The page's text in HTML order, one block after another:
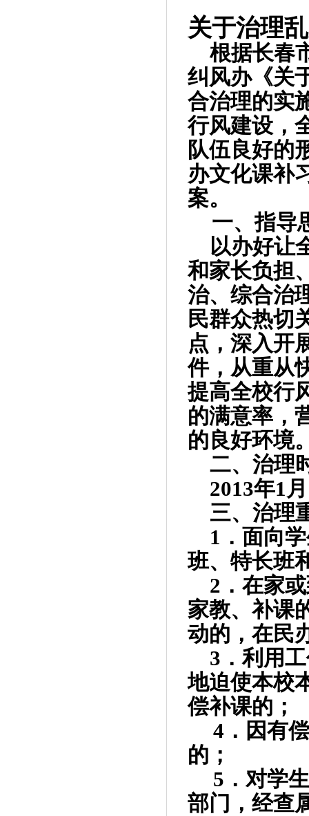
关于治理
根据长春
纠风办《关
合治理的实
行风建设，
队伍良好的
办文化课补
案。
一、指导
以办好让
和家长负担
治、综合治
民群众热切
点，深入开
件，从重从
提高全校行
的满意率，
的良好环境
二、治理
2013年1
三、治理
1 ．面向
班、特长班
2 ．在家
家教、补课
动的，在民
3 ．利用
地迫使本校
偿补课的；
4 ．因有
的；
5 ．对学
部门，经查